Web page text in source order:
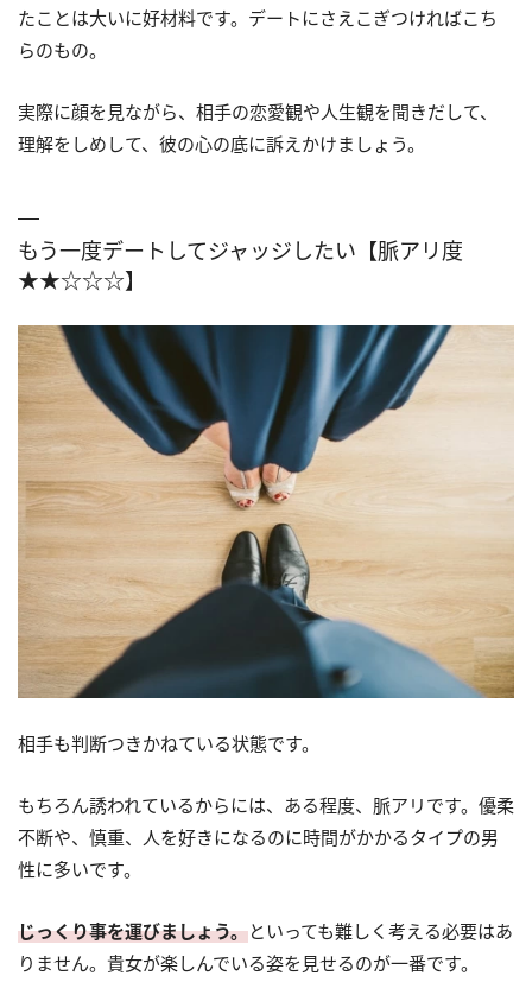
たことは大いに好材料です。デートにさえこぎつければこち
らのもの。
実際に顔を見ながら、相手の恋愛観や人生観を聞きだして、
理解をしめして、彼の心の底に訴えかけましょう。
もう一度デートしてジャッジしたい【脈アリ度
★★☆☆☆】
相手も判断つきかねている状態です。
もちろん誘われているからには、ある程度、脈アリです。優柔
不断や、慎重、人を好きになるのに時間がかかるタイプの男
性に多いです。
じっくり事を運びましょう。といっても難しく考える必要はあ
りません。貴女が楽しんでいる姿を見せるのが一番です。